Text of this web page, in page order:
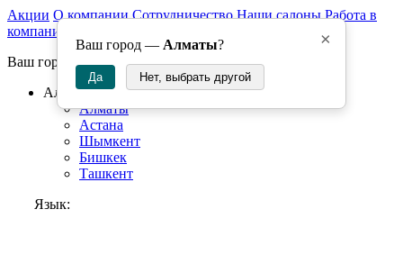
×
Ваш город — Алматы?
Да Нет, выбрать другой
Акции О компании Сотрудничество Наши салоны Работа в
компании
Ваш город:
Алматы
Алматы
Астана
Шымкент
Бишкек
Ташкент
Язык: